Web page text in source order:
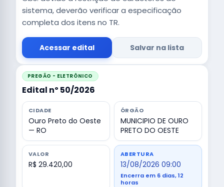
sistema, deverão verificar a especificação
completa dos itens no TR.
Acessar edital Salvar na lista
PREGÃO - ELETRÔNICO
Edital nº 50/2026
CIDADE
Ouro Preto do Oeste
— RO
ÓRGÃO
MUNICIPIO DE OURO
PRETO DO OESTE
VALOR
R$ 29.420,00
ABERTURA
13/08/2026 09:00
Encerra em 6 dias, 12
horas